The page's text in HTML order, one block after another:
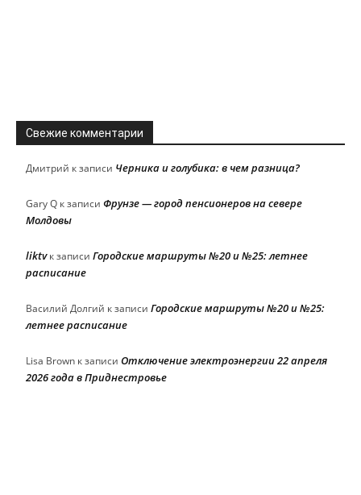
Свежие комментарии
Дмитрий к записи Черника и голубика: в чем разница?
Gary Q к записи Фрунзе — город пенсионеров на севере
Молдовы
liktvк записи Городские маршруты №20 и №25: летнее
расписание
Василий Долгий к записи Городские маршруты №20 и №25:
летнее расписание
Lisa Brown к записи Отключение электроэнергии 22 апреля
2026 года в Приднестровье